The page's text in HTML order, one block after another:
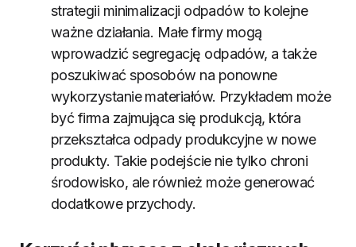
strategii minimalizacji odpadów to kolejne
ważne działania. Małe firmy mogą
wprowadzić segregację odpadów, a także
poszukiwać sposobów na ponowne
wykorzystanie materiałów. Przykładem może
być firma zajmująca się produkcją, która
przekształca odpady produkcyjne w nowe
produkty. Takie podejście nie tylko chroni
środowisko, ale również może generować
dodatkowe przychody.